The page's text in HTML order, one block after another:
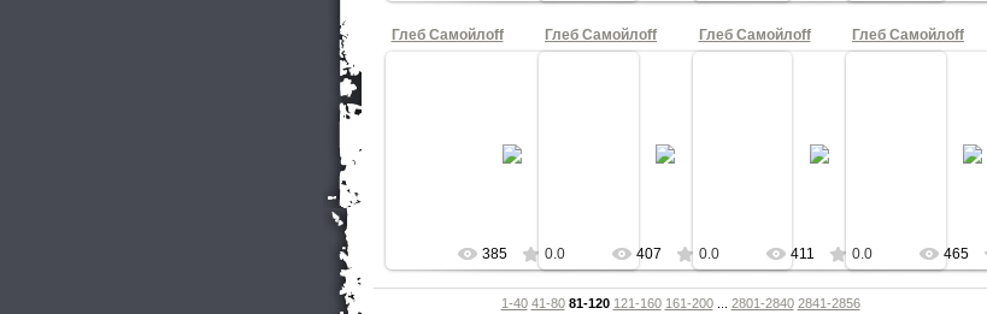
Глеб Самойлоff
Фотограф Божена Кобелева
385 0.0
Глеб Самойлоff
Фотограф Божена Кобелева
407 0.0
Глеб Самойлоff
Фотограф Божена Кобелева
411 0.0
Глеб Самойлоff
Фотограф
465
1-40 41-80 81-120 121-160 161-200 2801-2840 2841-2856